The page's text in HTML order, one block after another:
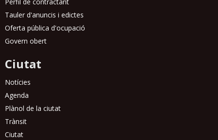
Tauler d'anuncis i edictes
Oferta pública d'ocupació
Govern obert
Ciutat
Notícies
Agenda
Plànol de la ciutat
Trànsit
Ciutat